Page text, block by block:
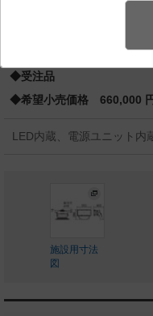
（省
◆受注品
◆希望小売価格 660,000 円
LED内蔵、電源ユニット内
施設用寸法
図